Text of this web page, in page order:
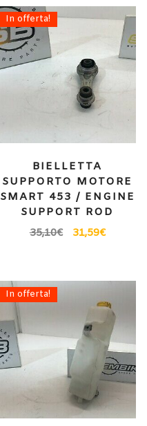
In offerta!
BIELLETTA
SUPPORTO MOTORE
SMART 453 / ENGINE
SUPPORT ROD
35,10€ 31,59€
In offerta!